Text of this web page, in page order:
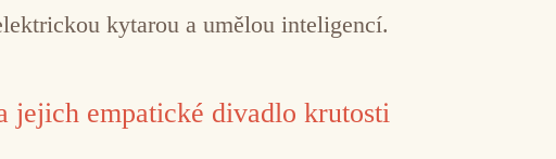
kytarou a umělou inteligencí.
jejich empatické divadlo krutosti